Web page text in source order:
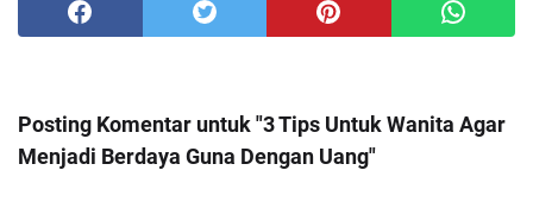
Posting Komentar untuk "3 Tips Untuk Wanita Agar
Menjadi Berdaya Guna Dengan Uang"